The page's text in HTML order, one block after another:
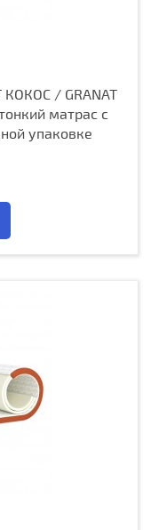
КОКОС / GRANAT
матрас с
упаковке